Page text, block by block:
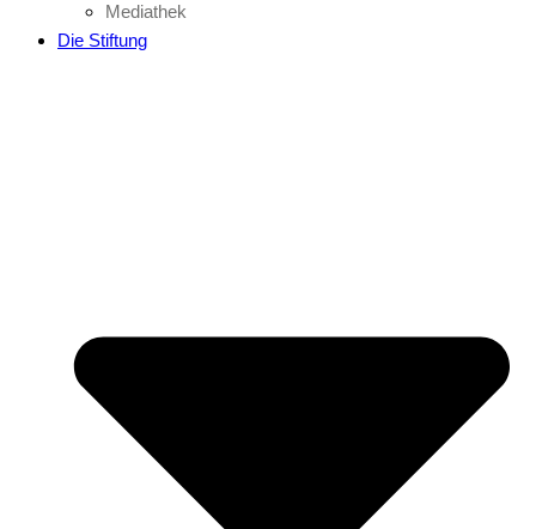
Mediathek
Die Stiftung